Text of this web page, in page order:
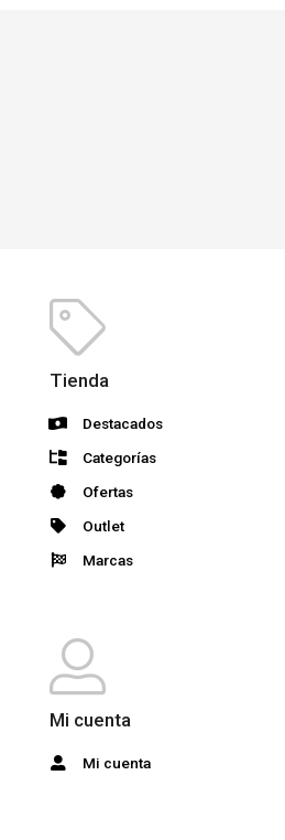
Tienda
Destacados
Categorías
Ofertas
Outlet
Marcas
Mi cuenta
Mi cuenta